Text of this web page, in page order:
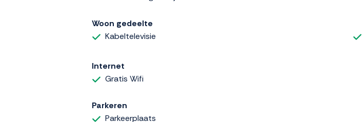
Woon gedeelte
Kabeltelevisie
Internet
Gratis Wifi
Parkeren
Parkeerplaats